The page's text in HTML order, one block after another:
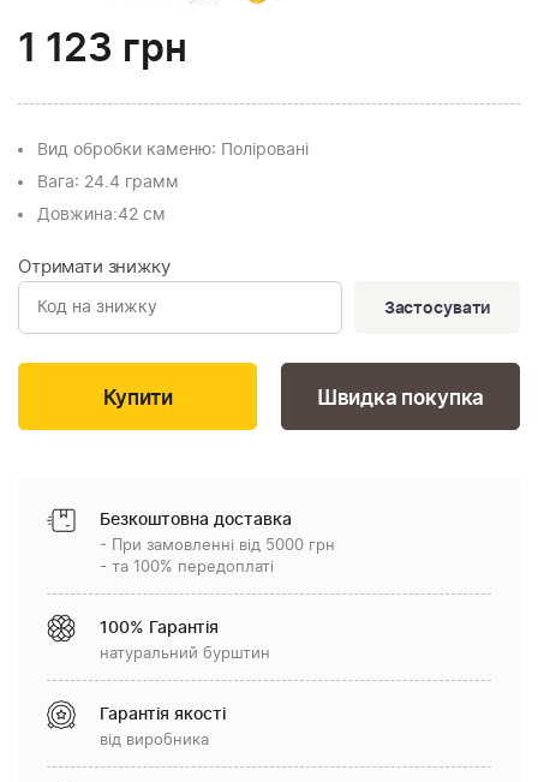
1 123 грн
Вид обробки каменю: Поліровані
Вага: 24.4 грамм
Довжина:42 см
Отримати знижку
Застосувати
Швидка покупка
Безкоштовна доставка
- При замовленні від 5000 грн
- та 100% передоплаті
100% Гарантія
натуральний бурштин
Гарантія якості
від виробника